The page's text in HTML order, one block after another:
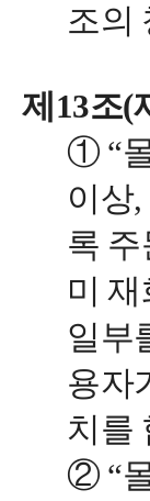
조의
제13조(
① “
이상
록
미
일부
용자
치를
② “